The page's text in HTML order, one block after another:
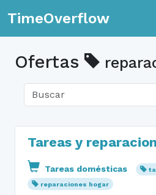
TimeOverflow
Ofertas
Tareas y
Tareas domésticas
reparaciones hogar